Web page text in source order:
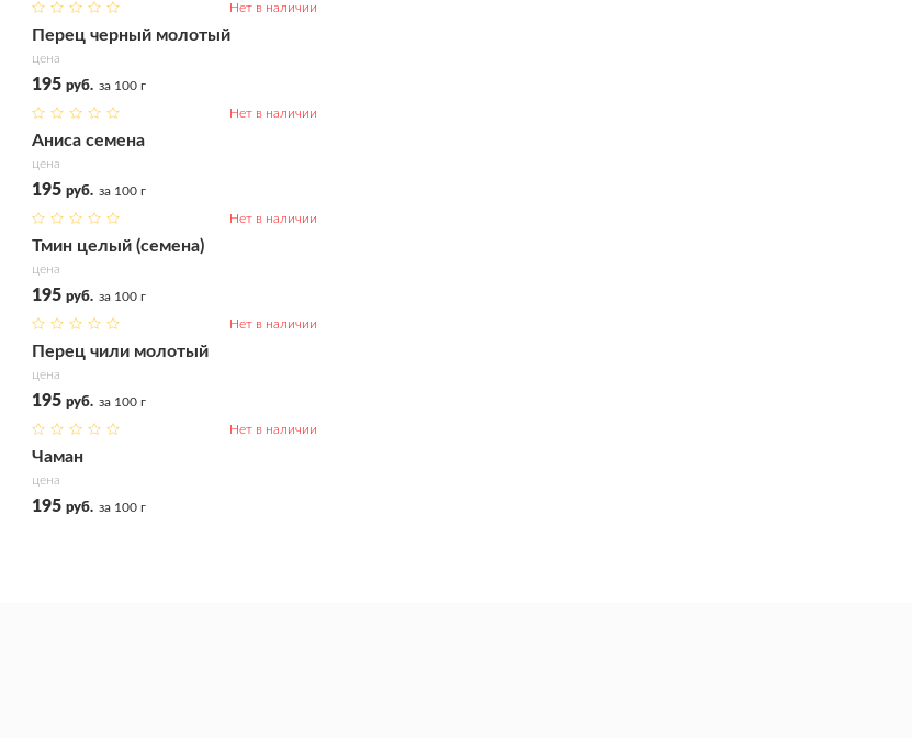
Купить Нет в наличии
Перец черный молотый
цена
195 руб. за 100 г
Купить Нет в наличии
Аниса семена
цена
195 руб. за 100 г
Купить Нет в наличии
Тмин целый (семена)
цена
195 руб. за 100 г
Купить Нет в наличии
Перец чили молотый
цена
195 руб. за 100 г
Купить Нет в наличии
Чаман
цена
195 руб. за 100 г